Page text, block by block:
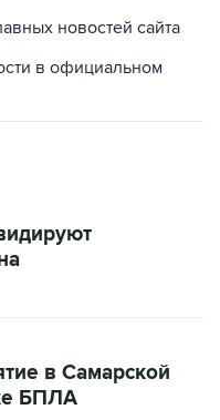
новостей сайта
в официальном
в Самарской
БПЛА